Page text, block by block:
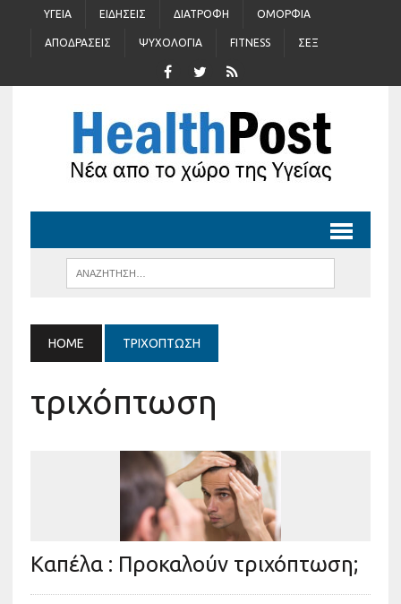
ΥΓΕΊΑ ΕΙΔΉΣΕΙΣ ΔΙΑΤΡΟΦΉ ΟΜΟΡΦΙΆ
ΑΠΟΔΡΆΣΕΙΣ ΨΥΧΟΛΟΓΊΑ FITNESS ΣΈΞ
HOME ΤΡΙΧΌΠΤΩΣΗ
τριχόπτωση
Καπέλα : Προκαλούν τριχόπτωση;